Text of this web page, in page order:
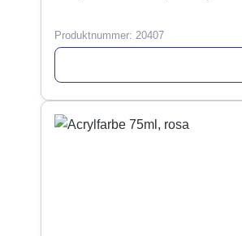
Produktnummer: 20407